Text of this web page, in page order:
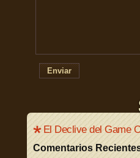
Enviar
El Declive del Game
Comentarios